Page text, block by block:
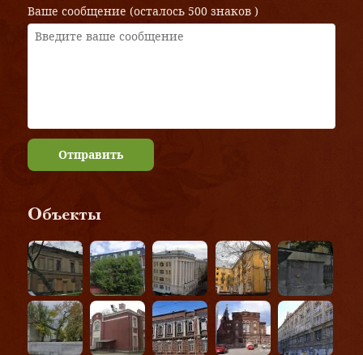
Ваше сообщение (осталось 500 знаков )
Отправить
Объекты